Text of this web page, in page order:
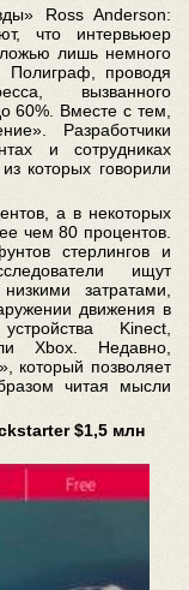
Ross Anderson:
что интервьюер
лишь немного
проводя
вызванного
60%. Вместе с тем,
Разработчики
и сотрудниках
которых говорили
а в некоторых
чем 80 процентов.
стерлингов и
ищут
затратами,
движения в
Kinect,
Xbox. Недавно,
который позволяет
читая мысли
$1,5 млн